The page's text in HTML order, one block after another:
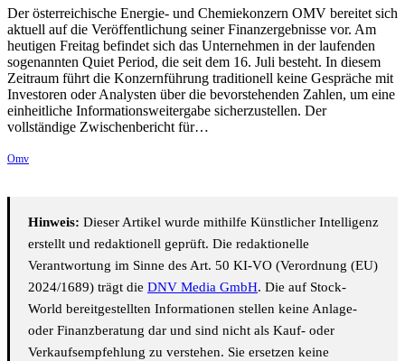
Der österreichische Energie- und Chemiekonzern OMV bereitet sich
aktuell auf die Veröffentlichung seiner Finanzergebnisse vor. Am
heutigen Freitag befindet sich das Unternehmen in der laufenden
sogenannten Quiet Period, die seit dem 16. Juli besteht. In diesem
Zeitraum führt die Konzernführung traditionell keine Gespräche mit
Investoren oder Analysten über die bevorstehenden Zahlen, um eine
einheitliche Informationsweitergabe sicherzustellen. Der
vollständige Zwischenbericht für…
Omv
Hinweis: Dieser Artikel wurde mithilfe Künstlicher Intelligenz
erstellt und redaktionell geprüft. Die redaktionelle
Verantwortung im Sinne des Art. 50 KI-VO (Verordnung (EU)
2024/1689) trägt die DNV Media GmbH. Die auf Stock-
World bereitgestellten Informationen stellen keine Anlage-
oder Finanzberatung dar und sind nicht als Kauf- oder
Verkaufsempfehlung zu verstehen. Sie ersetzen keine